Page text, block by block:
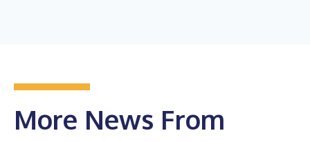
More News From